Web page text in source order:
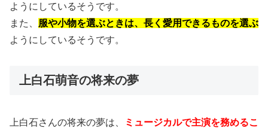
ようにしているそうです。
また、 服や小物を選ぶときは、長く愛用できるものを選ぶ
ようにしているそうです。
上白石萌音の将来の夢
上白石さんの将来の夢は、
ミュージカルで主演を務めるこ